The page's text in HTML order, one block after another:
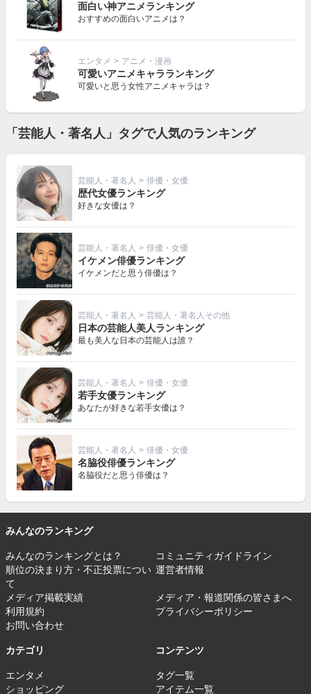
面白い神アニメランキング
おすすめの面白いアニメは？
エンタメ > アニメ・漫画
可愛いアニメキャラランキング
可愛いと思う女性アニメキャラは？
「芸能人・著名人」タグで人気のランキング
芸能人・著名人 > 俳優・女優
歴代女優ランキング
好きな女優は？
芸能人・著名人 > 俳優・女優
イケメン俳優ランキング
イケメンだと思う俳優は？
芸能人・著名人 > 芸能人・著名人その他
日本の芸能人美人ランキング
最も美人な日本の芸能人は誰？
芸能人・著名人 > 俳優・女優
若手女優ランキング
あなたが好きな若手女優は？
芸能人・著名人 > 俳優・女優
名脇役俳優ランキング
名脇役だと思う俳優は？
みんなのランキング
みんなのランキングとは？
コミュニティガイドライン
順位の決まり方・不正投票につい
て
運営者情報
メディア掲載実績
メディア・報道関係の皆さまへ
利用規約
プライバシーポリシー
お問い合わせ
カテゴリ
エンタメ
ショッピング
コンテンツ
タグ一覧
アイテム一覧